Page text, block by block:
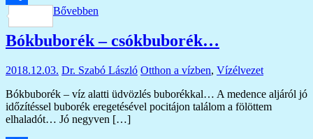
Link
Ossza
meg
Bővebben
Bókbuborék – csókbuborék…
2018.12.03. Dr. Szabó László Otthon a vízben, Vízélvezet
Bókbuborék – víz alatti üdvözlés buborékkal… A medence aljáról jó
időzítéssel buborék eregetésével pocitájon találom a fölöttem
elhaladót… Jó negyven […]